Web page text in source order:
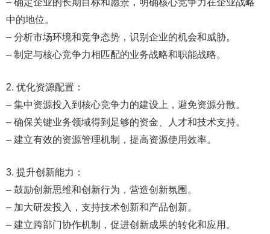
– 确定企业的长期目标和愿景，明确核心竞争力在企业战略
中的地位。
– 分析市场环境和竞争态势，识别企业的机会和威胁。
– 制定与核心竞争力相匹配的业务战略和职能战略。
2. 优化资源配置：
– 集中资源投入到核心竞争力的建设上，避免资源分散。
– 确保关键业务领域得到足够的资金、人才和技术支持。
– 建立有效的资源管理机制，提高资源使用效率。
3. 提升创新能力：
– 鼓励创新思维和创新行为，营造创新氛围。
– 加大研发投入，支持技术创新和产品创新。
– 建立跨部门协作机制，促进创新成果的转化和应用。